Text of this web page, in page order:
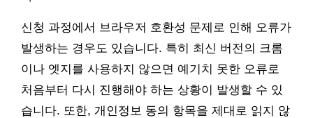
신청 과정에서 브라우저 호환성 문제로 인해 오류가
발생하는 경우도 있습니다. 특히 최신 버전의 크롬
이나 엣지를 사용하지 않으면 예기치 못한 오류로
처음부터 다시 진행해야 하는 상황이 발생할 수 있
습니다. 또한, 개인정보 동의 항목을 제대로 읽지 않